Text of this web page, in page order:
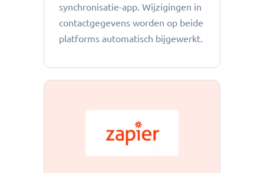
synchronisatie-app. Wijzigingen in
contactgegevens worden op beide
platforms automatisch bijgewerkt.